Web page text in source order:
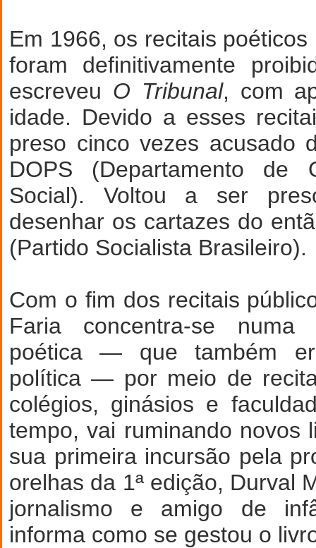
Em 1966, os recitais
foram definitivamente
escreveu O Tribunal, com
idade. Devido a esses
preso cinco vezes acusado
DOPS (Departamento de
Social). Voltou a ser
desenhar os cartazes do
(Partido Socialista Brasileiro).
Com o fim dos recitais
Faria concentra-se numa
poética — que também
política — por meio de
colégios, ginásios e
tempo, vai ruminando novos
sua primeira incursão pela
orelhas da 1ª edição, Durval
jornalismo e amigo de
informa como se gestou o